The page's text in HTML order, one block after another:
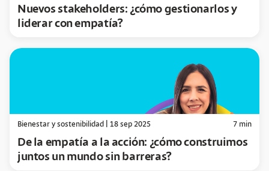
Nuevos stakeholders: ¿cómo gestionarlos y
liderar con empatía?
Bienestar y sostenibilidad 18 sep 2025 7 min
De la empatía a la acción: ¿cómo construimos
juntos un mundo sin barreras?